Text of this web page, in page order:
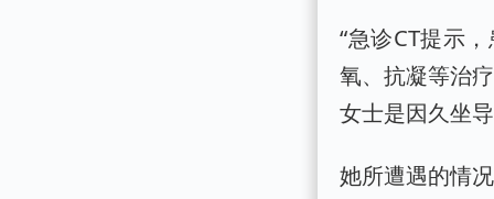
“急诊CT提示
氧、抗凝等治
女士是因久坐
她所遭遇的情